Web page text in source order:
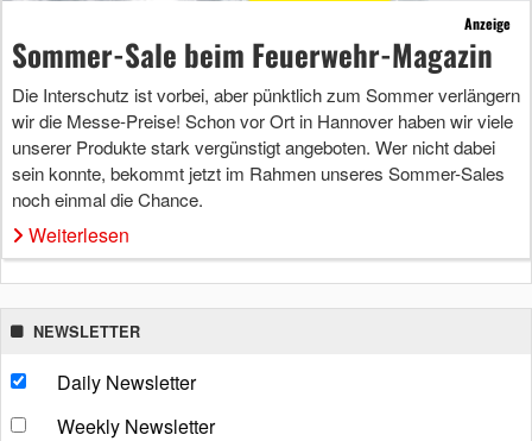
Anzeige
Sommer-Sale beim Feuerwehr-Magazin
Die Interschutz ist vorbei, aber pünktlich zum Sommer verlängern
wir die Messe-Preise! Schon vor Ort in Hannover haben wir viele
unserer Produkte stark vergünstigt angeboten. Wer nicht dabei
sein konnte, bekommt jetzt im Rahmen unseres Sommer-Sales
noch einmal die Chance.
Weiterlesen
NEWSLETTER
Daily Newsletter
Weekly Newsletter